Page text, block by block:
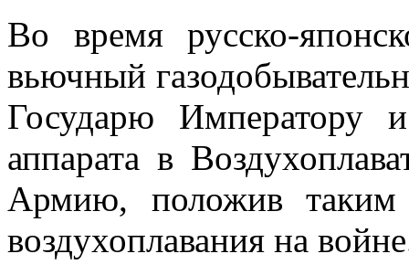
Во время русско-
вьючный
Государю Императору
аппарата в
Армию, положив таким
воздухоплавания на